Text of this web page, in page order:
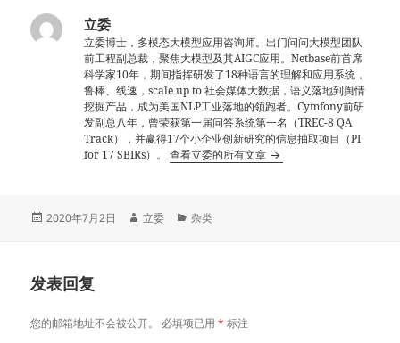
立委
立委博士，多模态大模型应用咨询师。出门问问大模型团队
前工程副总裁，聚焦大模型及其AIGC应用。Netbase前首席
科学家10年，期间指挥研发了18种语言的理解和应用系统，
鲁棒、线速，scale up to 社会媒体大数据，语义落地到舆情
挖掘产品，成为美国NLP工业落地的领跑者。Cymfony前研
发副总八年，曾荣获第一届问答系统第一名（TREC-8 QA
Track），并赢得17个小企业创新研究的信息抽取项目（PI
for 17 SBIRs）。查看立委的所有文章
发
2020年7月2日
作
立委
分
杂类
发表回复
您的邮箱地址不会被公开。 必填项已用* 标注